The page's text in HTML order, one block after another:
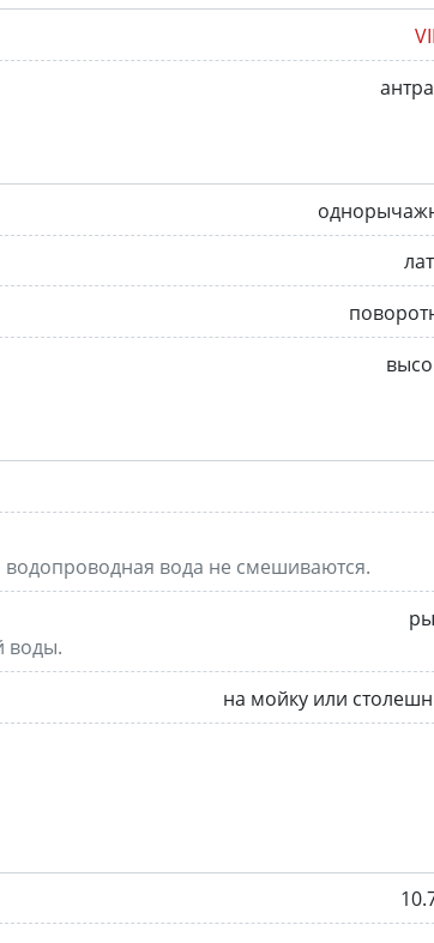
вода не смешиваются.
воды.
на мойку или